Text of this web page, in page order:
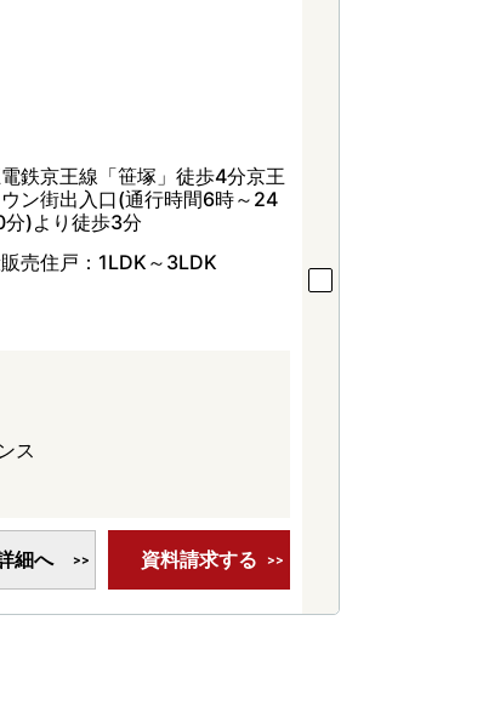
鉄京王線「笹塚」徒歩4分京王
ン街出入口(通行時間6時～24
分)より徒歩3分
売住戸：1LDK～3LDK
ス
細へ 資料請求する